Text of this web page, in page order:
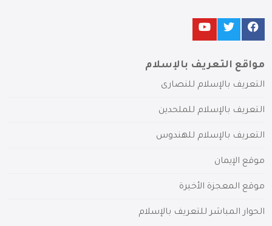
مواقع التعريف بالإسلام
التعريف بالإسلام للنصارى
التعريف بالإسلام للملحدين
التعريف بالإسلام للهندوس
موقع الإيمان
موقع المعجزة الأخيرة
الحوار المباشر للتعريف بالإسلام